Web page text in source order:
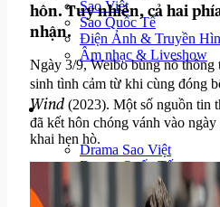
Sao Việt
Sao Quốc Tế
Điện Ảnh & Truyền
Âm nhạc & Liveshow
Drama & Thị Phi
Drama Sao Việt
Drama Quốc Tế
Những cuộc khẩu chiến
Scandal Hậu Trường
hôn. Tuy nhiên, cả hai
nhận.
Ngày 3/9, Weibo bùng nổ thông
sinh tình cảm từ khi cùng đóng
Wind (2023). Một số nguồn tin
đã kết hôn chóng vánh vào
khai hẹn hò.